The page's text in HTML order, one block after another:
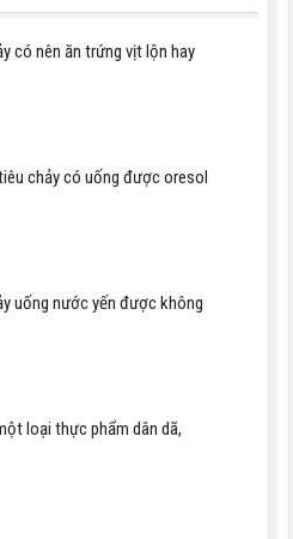
có nên ăn trứng vịt lộn hay
chảy có uống được oresol
uống nước yến được không
loại thực phẩm dân dã,